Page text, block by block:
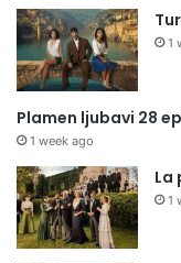
1
Plamen ljubavi 28
1 week ago
La
1